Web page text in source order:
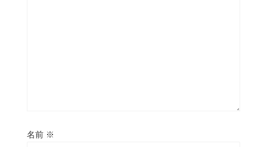
名前 ※